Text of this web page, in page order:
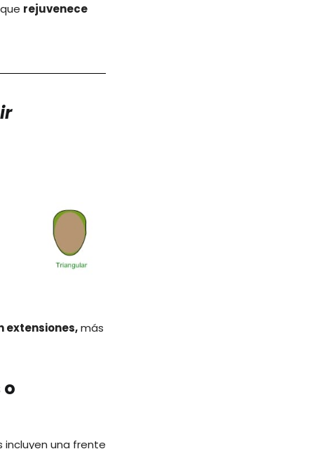
que rejuvenece
extensiones,más
incluyen una frente